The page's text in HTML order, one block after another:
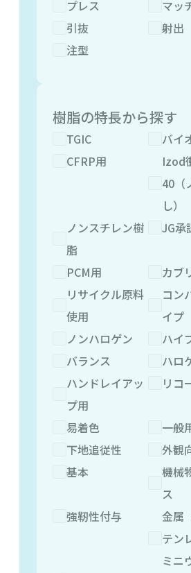
プレス
マッ
引抜
射出
注型
樹脂の特長から探す
TGIC
バイ
CFRP用
Izod
40（
し）
ノンスチレン樹
脂
JG承
PCM用
カブ
リサイクル原料
使用
コン
イプ
ノンハロゲン
ハイ
バランス
ハロ
ハンドレイアッ
プ用
リコ
易着色
一般
下地追従性
外観
基本
機械
ス
強靭性付与
金属
テン
ミニ